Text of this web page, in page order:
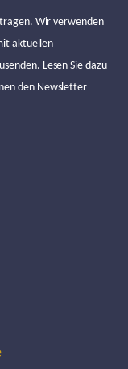
Wir verwenden
aktuellen
Lesen Sie dazu
den Newsletter